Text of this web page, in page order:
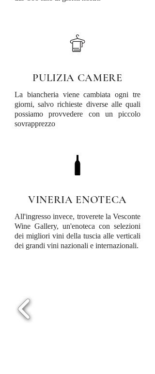
PULIZIA CAMERE
La biancheria viene cambiata ogni tre
giorni, salvo richieste diverse alle quali
possiamo provvedere con un piccolo
sovrapprezzo
VINERIA ENOTECA
All'ingresso invece, troverete la Vesconte
Wine Gallery, un'enoteca con selezioni
dei migliori vini della tuscia alle verticali
dei grandi vini nazionali e internazionali.